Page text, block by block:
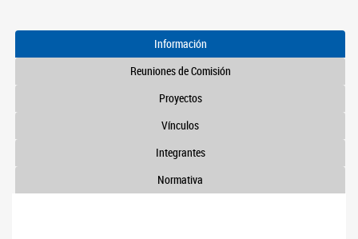
Información
Reuniones de Comisión
Proyectos
Vínculos
Integrantes
Normativa